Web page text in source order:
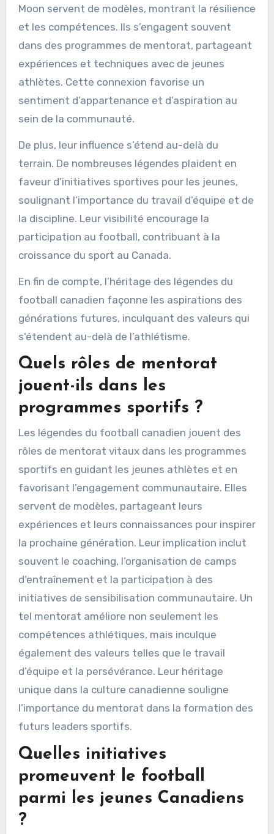
réalisations et leur engagement
communautaire. Leurs histoires de réussite
fournissent une motivation, démontrant que le
dévouement mène à l’excellence.
Des légendes comme Doug Flutie et Warren
Moon servent de modèles, montrant la résilience
dans des programmes de mentorat, partageant
expériences et techniques avec de jeunes
athlètes. Cette connexion favorise un
sentiment d’appartenance et d’aspiration au
sein de la communauté.
De plus, leur influence s’étend au-delà du
faveur d’initiatives sportives pour les jeunes,
soulignant l’importance du travail d’équipe et de
la discipline. Leur visibilité encourage la
participation au football, contribuant à la
croissance du sport au Canada.
En fin de compte, l’héritage des légendes du
football canadien façonne les aspirations des
s’étendent au-delà de l’athlétisme.
Quels rôles de mentorat
jouent-ils dans les
programmes sportifs ?
Les légendes du football canadien jouent des
rôles de mentorat vitaux dans les programmes
sportifs en guidant les jeunes athlètes et en
favorisant l’engagement communautaire. Elles
servent de modèles, partageant leurs
expériences et leurs connaissances pour inspirer
la prochaine génération. Leur implication inclut
souvent le coaching, l’organisation de camps
d’entraînement et la participation à des
initiatives de sensibilisation communautaire. Un
tel mentorat améliore non seulement les
également des valeurs telles que le travail
d’équipe et la persévérance. Leur héritage
unique dans la culture canadienne souligne
l’importance du mentorat dans la formation des